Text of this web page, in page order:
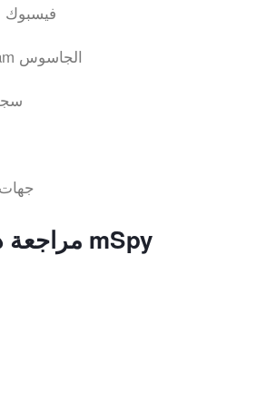
Instagram الجاسوس
مراجعة دعم عملاء mSpy